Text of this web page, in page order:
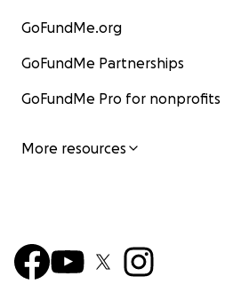
GoFundMe.org
GoFundMe Partnerships
GoFundMe Pro for nonprofits
More resources